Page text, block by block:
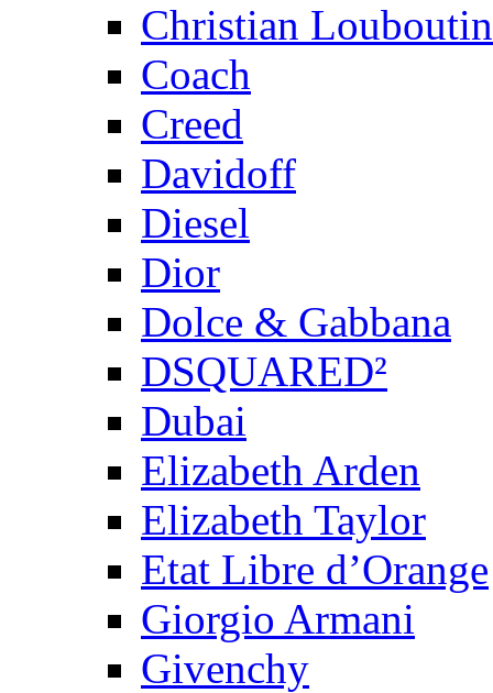
Christian Louboutin
Coach
Creed
Davidoff
Diesel
Dior
Dolce & Gabbana
DSQUARED²
Dubai
Elizabeth Arden
Elizabeth Taylor
Etat Libre d’Orange
Giorgio Armani
Givenchy